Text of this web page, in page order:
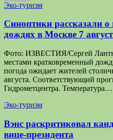
Эко-туризм
Синоптики рассказали
дождях в Москве 7
Фото: ИЗВЕСТИЯ/Сергей
местами кратковременный
погода ожидает жителей
августа. Соответствующий
Гидрометцентра. Температура…
Эко-туризм
Вэнс раскритиковал
вице-президента